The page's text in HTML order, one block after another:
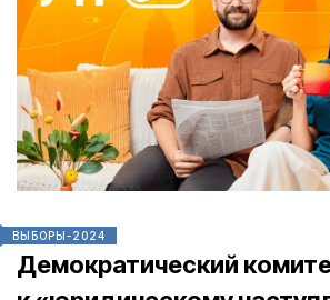
ВЫБОРЫ-2024
Демократический